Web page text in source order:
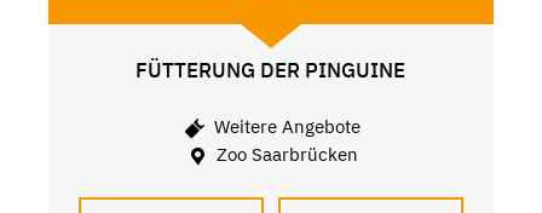
FÜTTERUNG DER PINGUINE
Weitere Angebote
Zoo Saarbrücken